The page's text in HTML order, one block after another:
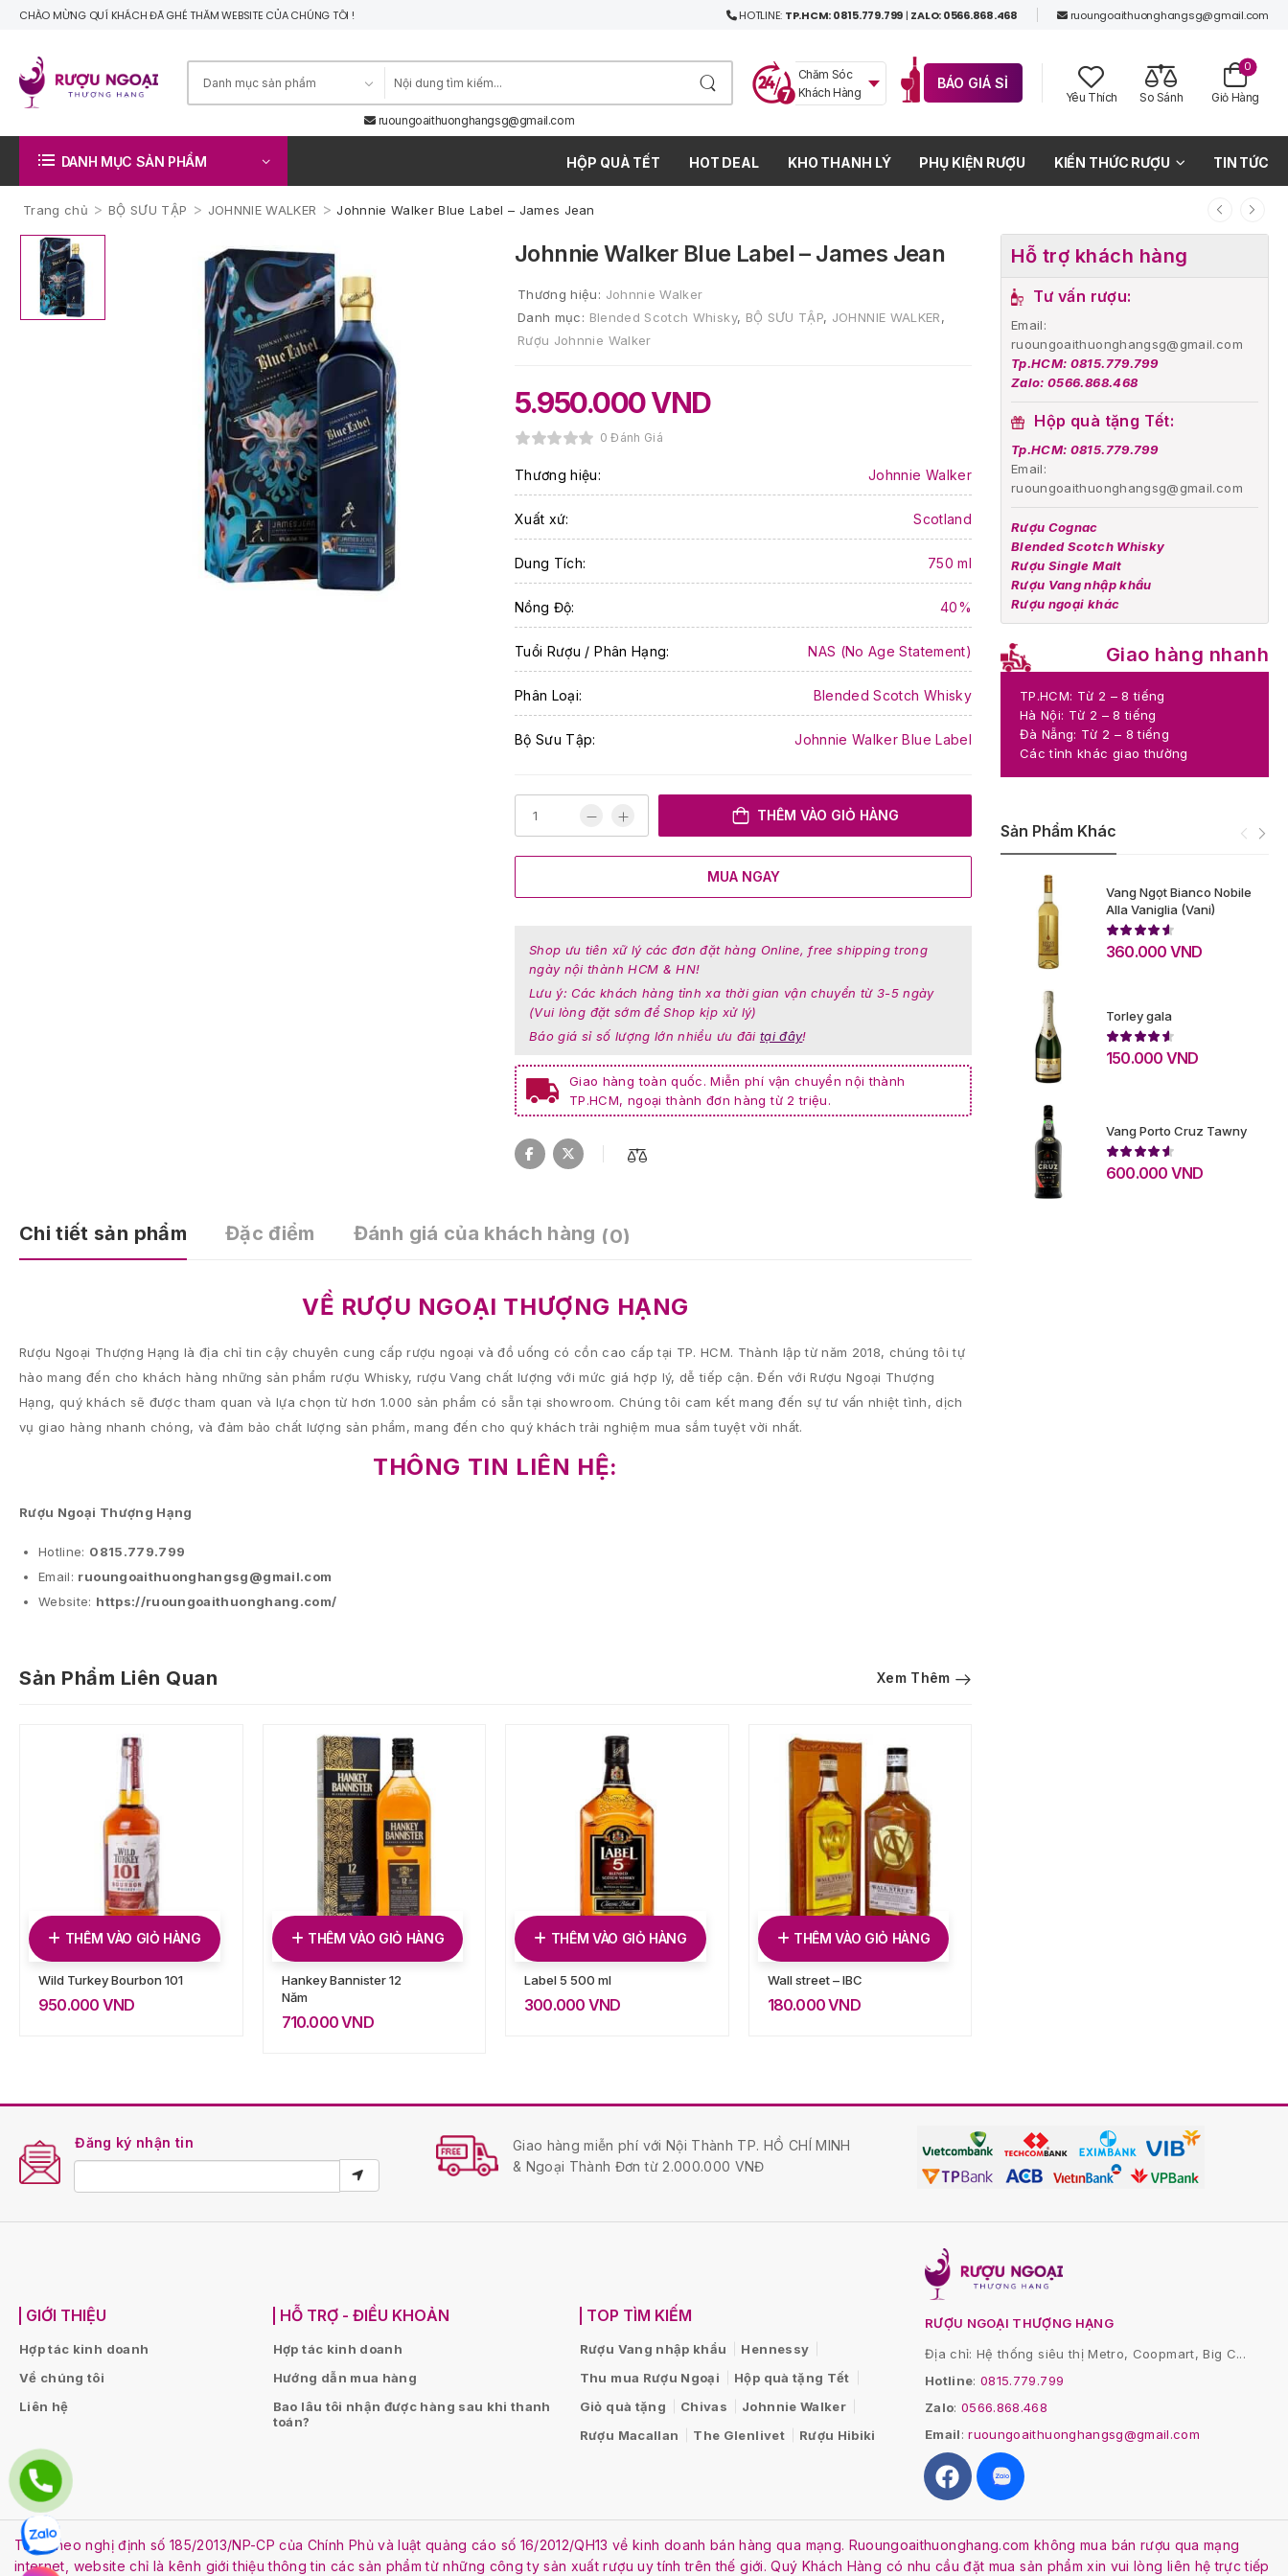
CHÀO MỪNG QUÍ KHÁCH ĐÃ GHÉ THĂM WEBSITE CỦA CHÚNG TÔI ! HOTLINE: TP.HCM: 0815.779.799 | ZALO: 0566.868.468 ruoungoaithuonghangsg@gmail.com
ruoungoaithuonghangsg@gmail.com
BÁO GIÁ SỈ
Chăm Sóc
Khách Hàng
Yêu Thích So Sánh Giỏ Hàng
0
DANH MỤC SẢN PHẨM HỘP QUÀ TẾT HOT DEAL KHO THANH LÝ PHỤ KIỆN RƯỢU KIẾN THỨC RƯỢU TIN TỨC
Trang chủ > BỘ SƯU TẬP > JOHNNIE WALKER > Johnnie Walker Blue Label – James Jean
Hỗ trợ khách hàng
Tư vấn rượu:
Email:
ruoungoaithuonghangsg@gmail.com
Tp.HCM: 0815.779.799
Zalo: 0566.868.468
Hộp quà tặng Tết:
Tp.HCM: 0815.779.799
Email:
ruoungoaithuonghangsg@gmail.com
Rượu Cognac
Blended Scotch Whisky
Rượu Single Malt
Rượu Vang nhập khẩu
Rượu ngoại khác
Giao hàng nhanh
TP.HCM: Từ 2 – 8 tiếng
Hà Nội: Từ 2 – 8 tiếng
Đà Nẵng: Từ 2 – 8 tiếng
Các tỉnh khác giao thường
Sản Phẩm Khác
Vang Ngọt Bianco Nobile
Alla Vaniglia (Vani)
360.000 VND
Torley gala
150.000 VND
Vang Porto Cruz Tawny
600.000 VND
Johnnie Walker Blue Label – James Jean
Thương hiệu: Johnnie Walker
Danh mục: Blended Scotch Whisky, BỘ SƯU TẬP, JOHNNIE WALKER,
Rượu Johnnie Walker
5.950.000VND
0 Đánh Giá
Thương hiệu: Johnnie Walker
Xuất xứ: Scotland
Dung Tích: 750 ml
Nồng Độ: 40%
Tuổi Rượu / Phân Hạng: NAS (No Age Statement)
Phân Loại: Blended Scotch Whisky
Bộ Sưu Tập: Johnnie Walker Blue Label
THÊM VÀO GIỎ HÀNG
MUA NGAY
Shop ưu tiên xữ lý các đơn đặt hàng Online, free shipping trong
ngày nội thành HCM & HN!
Lưu ý: Các khách hàng tỉnh xa thời gian vận chuyển từ 3-5 ngày
(Vui lòng đặt sớm để Shop kịp xử lý)
Báo giá sỉ số lượng lớn nhiều ưu đãi tại đây!
Giao hàng toàn quốc. Miễn phí vận chuyển nội thành
TP.HCM, ngoại thành đơn hàng từ 2 triệu.
Chi tiết sản phẩm Đặc điểm Đánh giá của khách hàng (0)
VỀ RƯỢU NGOẠI THƯỢNG HẠNG
Rượu Ngoại Thượng Hạng là địa chỉ tin cậy chuyên cung cấp rượu ngoại và đồ uống có cồn cao cấp tại TP. HCM. Thành lập từ năm 2018, chúng tôi tự
hào mang đến cho khách hàng những sản phẩm rượu Whisky, rượu Vang chất lượng với mức giá hợp lý, dễ tiếp cận. Đến với Rượu Ngoại Thượng
Hạng, quý khách sẽ được tham quan và lựa chọn từ hơn 1.000 sản phẩm có sẵn tại showroom. Chúng tôi cam kết mang đến sự tư vấn nhiệt tình, dịch
vụ giao hàng nhanh chóng, và đảm bảo chất lượng sản phẩm, mang đến cho quý khách trải nghiệm mua sắm tuyệt vời nhất.
THÔNG TIN LIÊN HỆ:
Rượu Ngoại Thượng Hạng
Hotline: 0815.779.799
Email: ruoungoaithuonghangsg@gmail.com
Website: https://ruoungoaithuonghang.com/
Sản Phẩm Liên Quan Xem Thêm
THÊM VÀO GIỎ HÀNG
Wild Turkey Bourbon 101
950.000 VND
THÊM VÀO GIỎ HÀNG
Hankey Bannister 12
Năm
710.000VND
THÊM VÀO GIỎ HÀNG
Label 5 500 ml
300.000 VND
THÊM VÀO GIỎ HÀNG
Wall street – IBC
180.000VND
Đăng ký nhận tin
Giao hàng miễn phí với Nội Thành TP. HỒ CHÍ MINH
& Ngoại Thành Đơn từ 2.000.000 VNĐ
GIỚI THIỆU
Hợp tác kinh doanh
Về chúng tôi
Liên hệ
HỖ TRỢ - ĐIỀU KHOẢN
Hợp tác kinh doanh
Hướng dẫn mua hàng
Bao lâu tôi nhận được hàng sau khi thanh
toán?
TOP TÌM KIẾM
Rượu Vang nhập khẩu
Hennessy
Thu mua Rượu Ngoại
Hộp quà tặng Tết
Giỏ quà tặng
Chivas
Johnnie Walker
Rượu Macallan
The Glenlivet Rượu Hibiki
RƯỢU NGOẠI THƯỢNG HẠNG
Địa chỉ: Hệ thống siêu thị Metro, Coopmart, Big C...
Hotline:0815.779.799
Zalo: 0566.868.468
Email:ruoungoaithuonghangsg@gmail.com
Tuân theo nghị định số 185/2013/NP-CP của Chính Phủ và luật quảng cáo số 16/2012/QH13 về kinh doanh bán hàng qua mạng. Ruoungoaithuonghang.com không mua bán rượu qua mạng
internet, website chỉ là kênh giới thiệu thông tin các sản phẩm từ những công ty sản xuất rượu uy tính trên thế giới. Quý Khách Hàng có nhu cầu đặt mua sản phẩm xin vui lòng liên hệ trực tiếp